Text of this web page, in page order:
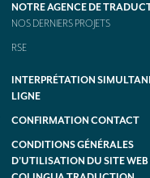
NOTRE AGENCE DE
NOS DERNIERS PROJETS
RSE
INTERPRÉTATION
LIGNE
CONFIRMATION CONTACT
CONDITIONS GÉNÉRALES
D’UTILISATION DU SITE WEB